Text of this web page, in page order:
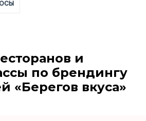
и
по брендингу
«Берегов вкуса»